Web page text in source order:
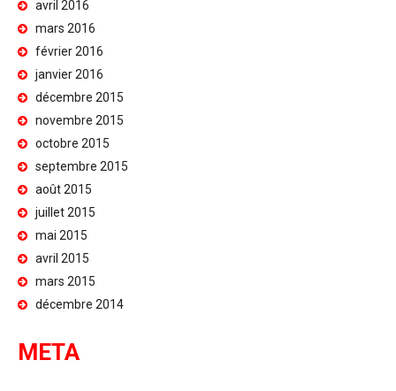
avril 2016
mars 2016
février 2016
janvier 2016
décembre 2015
novembre 2015
octobre 2015
septembre 2015
août 2015
juillet 2015
mai 2015
avril 2015
mars 2015
décembre 2014
META